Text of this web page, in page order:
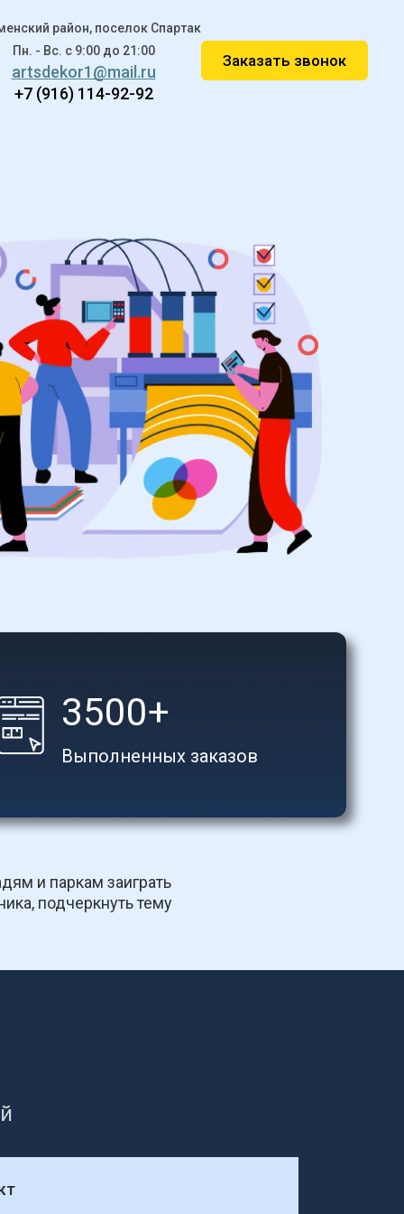
район, поселок Спартак
Пн. - Вс. c 9:00 до 21:00
artsdekor1@mail.ru
+7 (916) 114-92-92
Заказать звонок
Выполненных заказов
3500+
и паркам заиграть
подчеркнуть тему